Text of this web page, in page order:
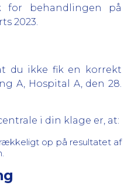
for behandlingen på
2023.
du ikke fik en korrekt
A, Hospital A, den 28.
i din klage er, at:
op på resultatet af